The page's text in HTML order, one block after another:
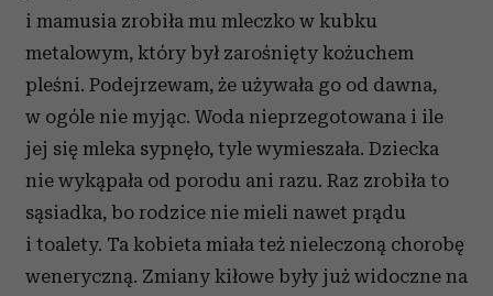
i mamusia zrobiła mu mleczko w kubku
metalowym, który był zarośnięty kożuchem
pleśni. Podejrzewam, że używała go od dawna,
w ogóle nie myjąc. Woda nieprzegotowana i ile
jej się mleka sypnęło, tyle wymieszała. Dziecka
nie wykąpała od porodu ani razu. Raz zrobiła to
sąsiadka, bo rodzice nie mieli nawet prądu
i toalety. Ta kobieta miała też nieleczoną chorobę
weneryczną. Zmiany kiłowe były już widoczne na